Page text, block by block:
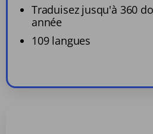
Traduisez jusqu'à 360
année
109 langues